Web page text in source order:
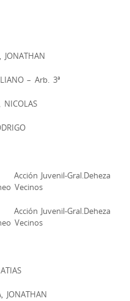
– Arb. 3ª
Gral.Deheza
Vecinos
Gral.Deheza
Vecinos